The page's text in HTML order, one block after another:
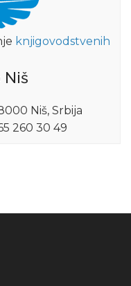
knjigovodstvenih
Niš
Niš, Srbija
260 30 49